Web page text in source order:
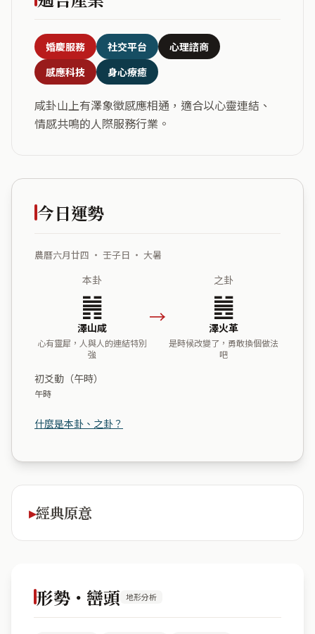
婚慶服務 社交平台
心理諮商
感應科技
身心療癒
咸卦山上有澤象徵感應相通，適合以心靈連結、
情感共鳴的人際服務行業。
今日運勢
農曆六月廿四 ・ 壬子日 ・ 大暑
本卦
䷞
澤山咸
心有靈犀，人與人的連結特別
強
→
之卦
䷰
澤火革
是時候改變了，勇敢換個做法
吧
初爻動（午時）
午時
什麼是本卦、之卦？
經典原意
形勢・巒頭 地形分析